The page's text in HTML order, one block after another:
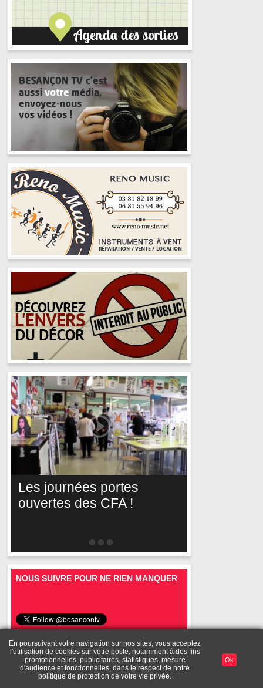
Les journées portes
ouvertes des CFA !
NOUS SUIVRE POUR NE RIEN MANQUER
En poursuivant votre navigation sur nos sites, vous acceptez
l'utilisation de cookies sur votre poste, notamment à des fins
promotionnelles, publicitaires, statistiques, mesure
d'audience et fonctionnelles, dans le respect de notre
politique de protection de votre vie privée.
Ok
Mentions
légales
A
propos
Toutes les
vidéos
Diffusez vos
vidéos
Mon
compte